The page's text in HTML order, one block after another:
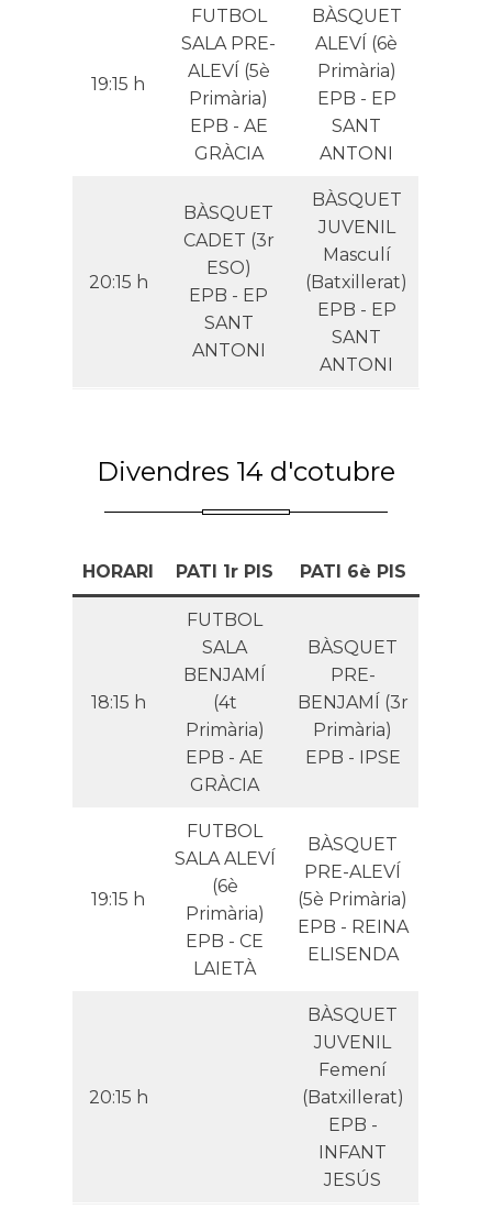
19:15 h
FUTBOL
SALA PRE-
ALEVÍ (5è
Primària)
EPB - AE
GRÀCIA
BÀSQUET
ALEVÍ (6è
Primària)
EPB - EP
SANT
ANTONI
20:15 h
BÀSQUET
CADET (3r
ESO)
EPB - EP
SANT
ANTONI
BÀSQUET
JUVENIL
Masculí
(Batxillerat)
EPB - EP
SANT
ANTONI
Divendres 14 d'cotubre
HORARI PATI 1r PIS PATI 6è PIS
18:15 h
FUTBOL
SALA
BENJAMÍ
(4t
Primària)
EPB - AE
GRÀCIA
BÀSQUET
PRE-
BENJAMÍ (3r
Primària)
EPB - IPSE
19:15 h
FUTBOL
SALA ALEVÍ
(6è
Primària)
EPB - CE
LAIETÀ
BÀSQUET
PRE-ALEVÍ
(5è Primària)
EPB - REINA
ELISENDA
20:15 h
BÀSQUET
JUVENIL
Femení
(Batxillerat)
EPB -
INFANT
JESÚS